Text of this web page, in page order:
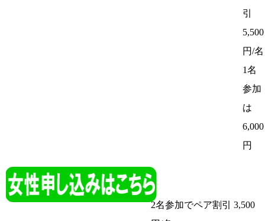
引
5,500
円/名
1名
参加
は
6,000
円
2名参加でペア割引 3,500